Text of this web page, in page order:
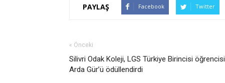
PAYLAŞ Facebook Twitter
« Önceki
Silivri Odak Koleji, LGS Türkiye Birincisi öğrencisi
Arda Gür’ü ödüllendirdi